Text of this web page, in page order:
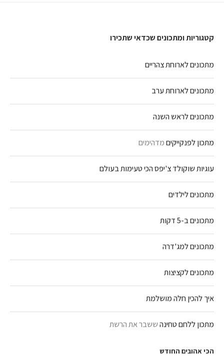
קטגוריות ומתכונים שכדאי שתכירו
מתכונים לארוחת צהריים
מתכונים לארוחת ערב
מתכונים לראש השנה
מתכון לפנקייקיםמדהימים
עוגיות שוקולד צ'יפס הכי טעימות בעולם
מתכונים לילדים
מתכונים ב-5 דקות
מתכונים למג'דרה
מתכונים לקציצות
איך להכין חלה מושלמת
מתכון ללחם טחינהששבר את הרשת
הכי אהובים החודש